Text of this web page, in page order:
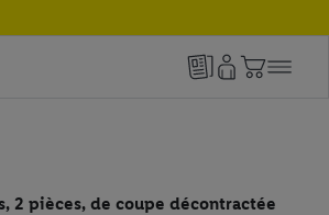
2 pièces, de coupe décontractée